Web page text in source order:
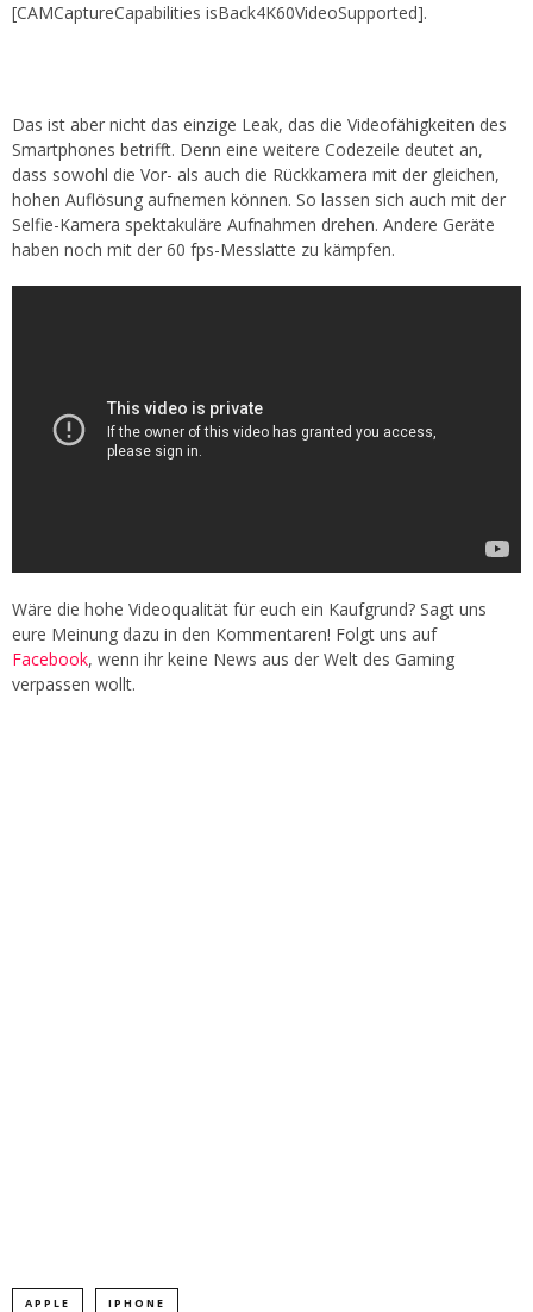
[CAMCaptureCapabilities isBack4K60VideoSupported].
Das ist aber nicht das einzige Leak, das die Videofähigkeiten des
Smartphones betrifft. Denn eine weitere Codezeile deutet an,
dass sowohl die Vor- als auch die Rückkamera mit der gleichen,
hohen Auflösung aufnemen können. So lassen sich auch mit der
Selfie-Kamera spektakuläre Aufnahmen drehen. Andere Geräte
haben noch mit der 60 fps-Messlatte zu kämpfen.
Wäre die hohe Videoqualität für euch ein Kaufgrund? Sagt uns
eure Meinung dazu in den Kommentaren! Folgt uns auf
Facebook, wenn ihr keine News aus der Welt des Gaming
verpassen wollt.
APPLE IPHONE